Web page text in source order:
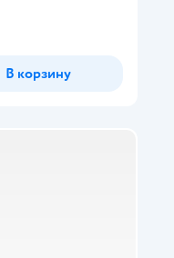
В корзину